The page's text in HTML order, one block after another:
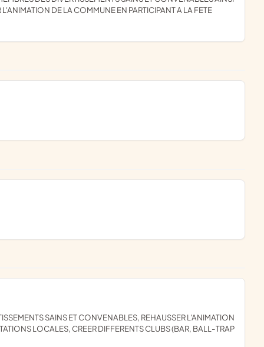
DE LA COMMUNE EN PARTICIPANT A LA FETE
LOCALES, CREER DIFFERENTS CLUBS (BAR, BALL-TRAP